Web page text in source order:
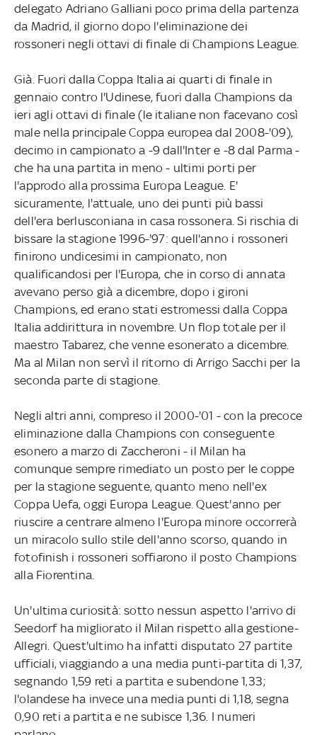
delegato Adriano Galliani poco prima della partenza
da Madrid, il giorno dopo l'eliminazione dei
rossoneri negli ottavi di finale di Champions League.
Già. Fuori dalla Coppa Italia ai quarti di finale in
gennaio contro l'Udinese, fuori dalla Champions da
ieri agli ottavi di finale (le italiane non facevano così
male nella principale Coppa europea dal 2008-'09),
decimo in campionato a -9 dall'Inter e -8 dal Parma -
che ha una partita in meno - ultimi porti per
l'approdo alla prossima Europa League. E'
sicuramente, l'attuale, uno dei punti più bassi
dell'era berlusconiana in casa rossonera. Si rischia di
bissare la stagione 1996-'97: quell'anno i rossoneri
finirono undicesimi in campionato, non
qualificandosi per l'Europa, che in corso di annata
avevano perso già a dicembre, dopo i gironi
Champions, ed erano stati estromessi dalla Coppa
Italia addirittura in novembre. Un flop totale per il
maestro Tabarez, che venne esonerato a dicembre.
Ma al Milan non servì il ritorno di Arrigo Sacchi per la
seconda parte di stagione.
Negli altri anni, compreso il 2000-'01 - con la precoce
eliminazione dalla Champions con conseguente
esonero a marzo di Zaccheroni - il Milan ha
comunque sempre rimediato un posto per le coppe
per la stagione seguente, quanto meno nell'ex
Coppa Uefa, oggi Europa League. Quest'anno per
riuscire a centrare almeno l'Europa minore occorrerà
un miracolo sullo stile dell'anno scorso, quando in
fotofinish i rossoneri soffiarono il posto Champions
alla Fiorentina.
Un'ultima curiosità: sotto nessun aspetto l'arrivo di
Seedorf ha migliorato il Milan rispetto alla gestione-
Allegri. Quest'ultimo ha infatti disputato 27 partite
ufficiali, viaggiando a una media punti-partita di 1,37,
segnando 1,59 reti a partita e subendone 1,33;
l'olandese ha invece una media punti di 1,18, segna
0,90 reti a partita e ne subisce 1,36. I numeri